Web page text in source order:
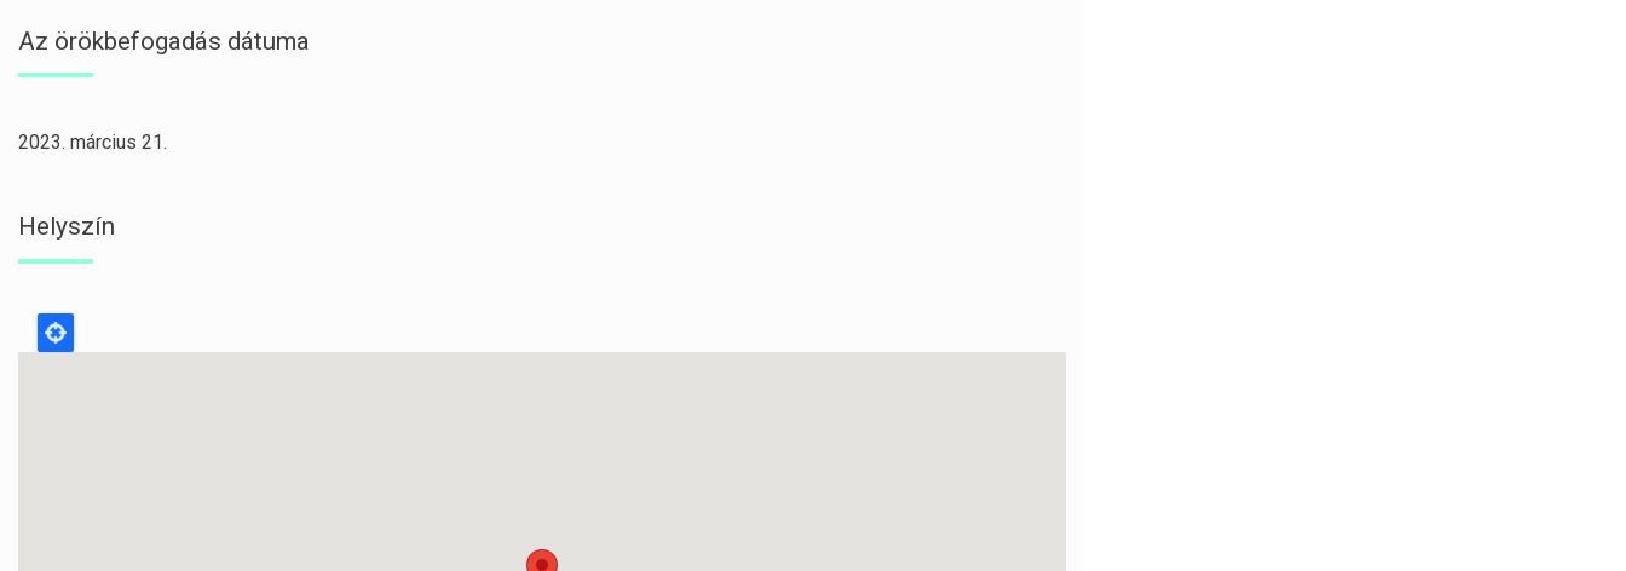
Az örökbefogadás dátuma
2023. március 21.
Helyszín